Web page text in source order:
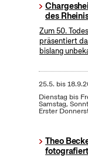
des
Zum 50.
präsentiert
bislang
25.5. bis
Dienstag bis
Samstag,
Erster
Theo